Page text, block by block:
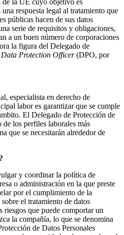
respuesta legal al tratamiento que
públicas hacen de sus datos
serie de requisitos y obligaciones,
a un buen número de corporaciones
la figura del Delegado de
Data Protection Officer(DPO, por
especialista en derecho de
labor es garantizar que se cumple
El Delegado de Protección de
los perfiles laborales más
que se necesitarán alrededor de
y coordinar la política de
o administración en la que preste
por el cumplimiento de la
el tratamiento de datos
riesgos que puede comportar un
la compañía, lo que se denomina
de Datos Personales